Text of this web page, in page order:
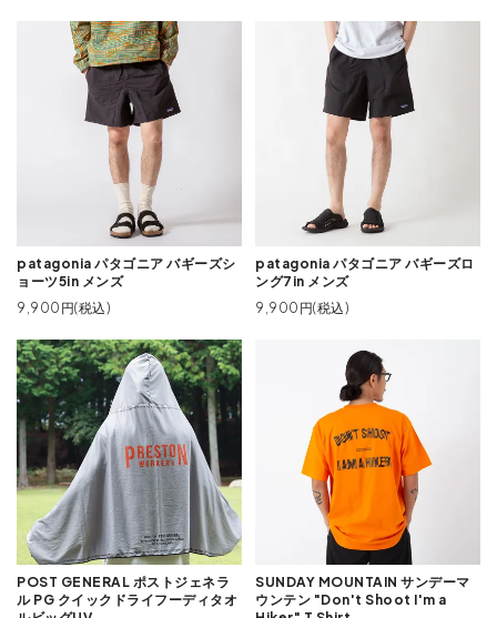
patagonia パタゴニア バギーズシ
ョーツ5in メンズ
9,900円(税込)
patagonia パタゴニア バギーズロ
ング7in メンズ
9,900円(税込)
POST GENERAL ポストジェネラ
ル PG クイックドライフーディタオ
SUNDAY MOUNTAIN サンデーマ
ウンテン "Don't Shoot I'm a